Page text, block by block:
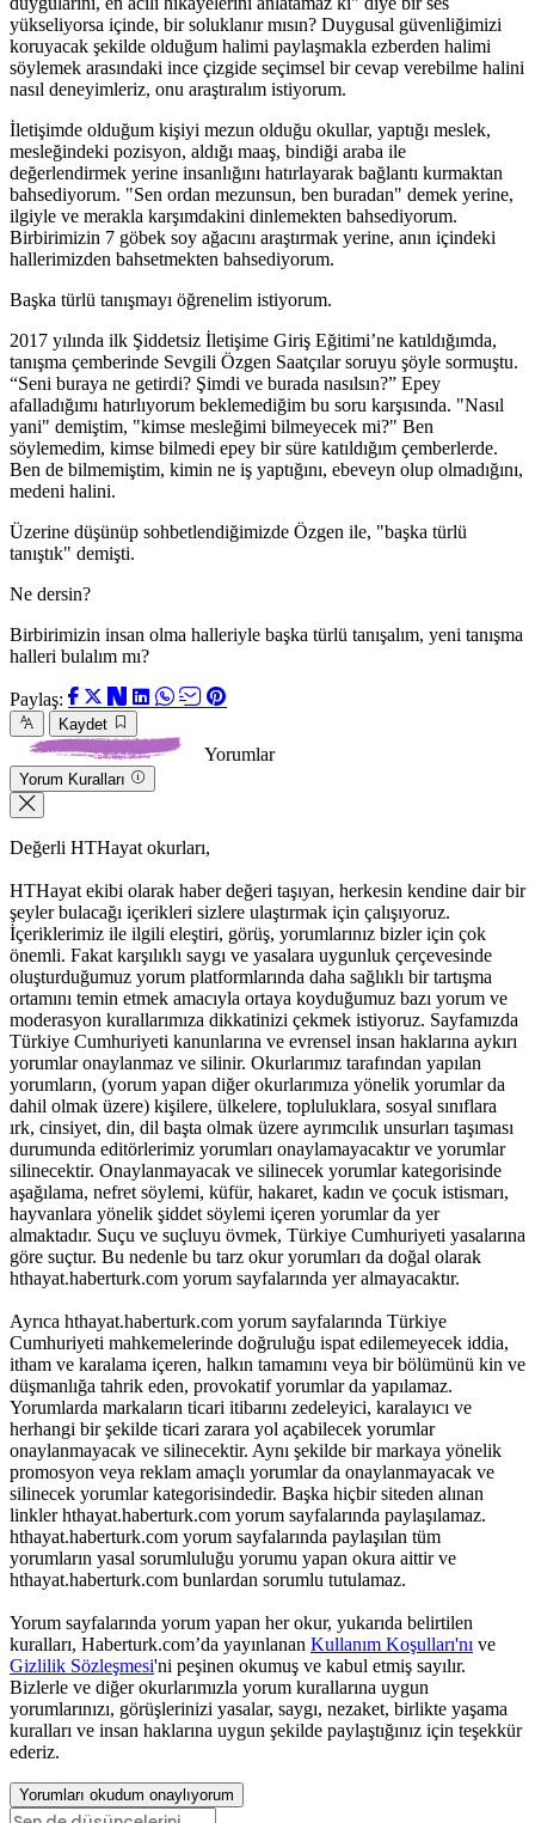
yükseliyorsa içinde, bir soluklanır mısın? Duygusal güvenliğimizi
koruyacak şekilde olduğum halimi paylaşmakla ezberden halimi
söylemek arasındaki ince çizgide seçimsel bir cevap verebilme halini
nasıl deneyimleriz, onu araştıralım istiyorum.
İletişimde olduğum kişiyi mezun olduğu okullar, yaptığı meslek,
mesleğindeki pozisyon, aldığı maaş, bindiği araba ile
değerlendirmek yerine insanlığını hatırlayarak bağlantı kurmaktan
bahsediyorum. "Sen ordan mezunsun, ben buradan" demek yerine,
ilgiyle ve merakla karşımdakini dinlemekten bahsediyorum.
Birbirimizin 7 göbek soy ağacını araştırmak yerine, anın içindeki
hallerimizden bahsetmekten bahsediyorum.
Başka türlü tanışmayı öğrenelim istiyorum.
2017 yılında ilk Şiddetsiz İletişime Giriş Eğitimi’ne katıldığımda,
tanışma çemberinde Sevgili Özgen Saatçılar soruyu şöyle sormuştu.
“Seni buraya ne getirdi? Şimdi ve burada nasılsın?” Epey
afalladığımı hatırlıyorum beklemediğim bu soru karşısında. "Nasıl
yani" demiştim, "kimse mesleğimi bilmeyecek mi?" Ben
söylemedim, kimse bilmedi epey bir süre katıldığım çemberlerde.
Ben de bilmemiştim, kimin ne iş yaptığını, ebeveyn olup olmadığını,
medeni halini.
Üzerine düşünüp sohbetlendiğimizde Özgen ile, "başka türlü
tanıştık" demişti.
Ne dersin?
Birbirimizin insan olma halleriyle başka türlü tanışalım, yeni tanışma
halleri bulalım mı?
Paylaş:
Kaydet
Yorumlar
Yorum Kuralları
Değerli HTHayat okurları,
HTHayat ekibi olarak haber değeri taşıyan, herkesin kendine dair bir
şeyler bulacağı içerikleri sizlere ulaştırmak için çalışıyoruz.
İçeriklerimiz ile ilgili eleştiri, görüş, yorumlarınız bizler için çok
önemli. Fakat karşılıklı saygı ve yasalara uygunluk çerçevesinde
oluşturduğumuz yorum platformlarında daha sağlıklı bir tartışma
ortamını temin etmek amacıyla ortaya koyduğumuz bazı yorum ve
moderasyon kurallarımıza dikkatinizi çekmek istiyoruz. Sayfamızda
Türkiye Cumhuriyeti kanunlarına ve evrensel insan haklarına aykırı
yorumlar onaylanmaz ve silinir. Okurlarımız tarafından yapılan
yorumların, (yorum yapan diğer okurlarımıza yönelik yorumlar da
dahil olmak üzere) kişilere, ülkelere, topluluklara, sosyal sınıflara
ırk, cinsiyet, din, dil başta olmak üzere ayrımcılık unsurları taşıması
durumunda editörlerimiz yorumları onaylamayacaktır ve yorumlar
silinecektir. Onaylanmayacak ve silinecek yorumlar kategorisinde
aşağılama, nefret söylemi, küfür, hakaret, kadın ve çocuk istismarı,
hayvanlara yönelik şiddet söylemi içeren yorumlar da yer
almaktadır. Suçu ve suçluyu övmek, Türkiye Cumhuriyeti yasalarına
göre suçtur. Bu nedenle bu tarz okur yorumları da doğal olarak
hthayat.haberturk.com yorum sayfalarında yer almayacaktır.
Ayrıca hthayat.haberturk.com yorum sayfalarında Türkiye
Cumhuriyeti mahkemelerinde doğruluğu ispat edilemeyecek iddia,
itham ve karalama içeren, halkın tamamını veya bir bölümünü kin ve
düşmanlığa tahrik eden, provokatif yorumlar da yapılamaz.
Yorumlarda markaların ticari itibarını zedeleyici, karalayıcı ve
herhangi bir şekilde ticari zarara yol açabilecek yorumlar
onaylanmayacak ve silinecektir. Aynı şekilde bir markaya yönelik
promosyon veya reklam amaçlı yorumlar da onaylanmayacak ve
silinecek yorumlar kategorisindedir. Başka hiçbir siteden alınan
linkler hthayat.haberturk.com yorum sayfalarında paylaşılamaz.
hthayat.haberturk.com yorum sayfalarında paylaşılan tüm
yorumların yasal sorumluluğu yorumu yapan okura aittir ve
hthayat.haberturk.com bunlardan sorumlu tutulamaz.
Yorum sayfalarında yorum yapan her okur, yukarıda belirtilen
kuralları, Haberturk.com’da yayınlanan Kullanım Koşulları'nı ve
Gizlilik Sözleşmesi'ni peşinen okumuş ve kabul etmiş sayılır.
Bizlerle ve diğer okurlarımızla yorum kurallarına uygun
yorumlarınızı, görüşlerinizi yasalar, saygı, nezaket, birlikte yaşama
kuralları ve insan haklarına uygun şekilde paylaştığınız için teşekkür
ederiz.
Yorumları okudum onaylıyorum